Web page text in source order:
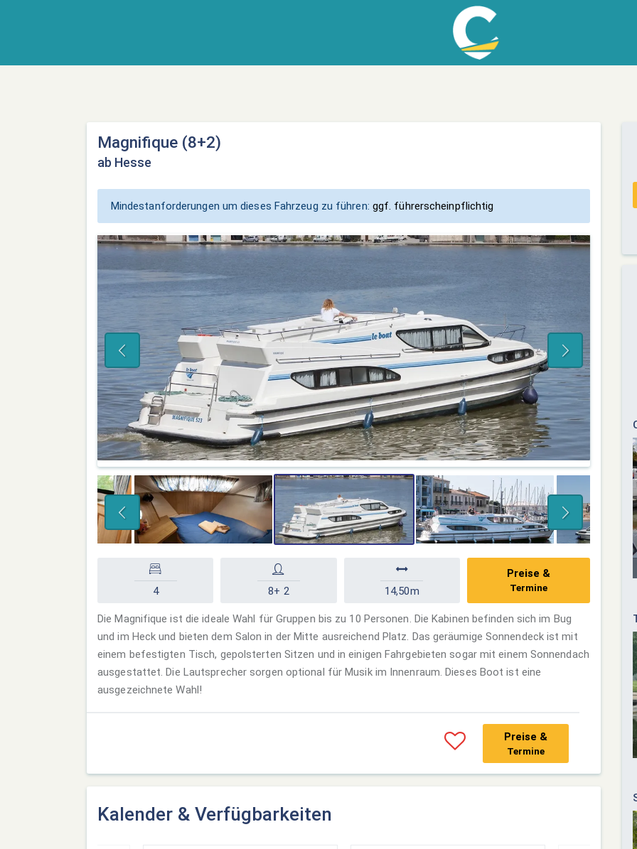
Magnifique (8+2)
ab Hesse
Mindestanforderungen um dieses Fahrzeug zu führen: ggf. führerscheinpflichtig
4 8+ 2 14,50m
Preise &
Termine
Die Magnifique ist die ideale Wahl für Gruppen bis zu 10 Personen. Die Kabinen befinden sich im Bug
und im Heck und bieten dem Salon in der Mitte ausreichend Platz. Das geräumige Sonnendeck ist mit
einem befestigten Tisch, gepolsterten Sitzen und in einigen Fahrgebieten sogar mit einem Sonnendach
ausgestattet. Die Lautsprecher sorgen optional für Musik im Innenraum. Dieses Boot ist eine
ausgezeichnete Wahl!
Preise &
Termine
Kalender & Verfügbarkeiten